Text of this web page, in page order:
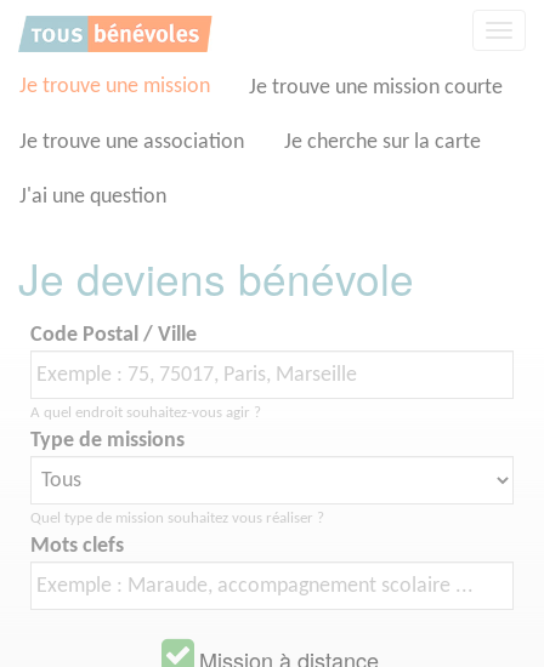
Je trouve une mission Je trouve une mission courte
Je trouve une association Je cherche sur la carte
J'ai une question
Je deviens bénévole
Code Postal / Ville
A quel endroit souhaitez-vous agir ?
Type de missions
Quel type de mission souhaitez vous réaliser ?
Mots clefs
Mission à distance
Panneau de gestion des cookies